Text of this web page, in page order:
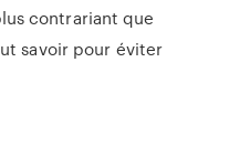
contrariant que
savoir pour éviter